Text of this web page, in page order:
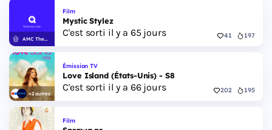
AMC Theatres
Film
Mystic Stylez
C'est sorti il y a 65 jours 41 197
+2 autres
Émission TV
Love Island (États-Unis) - S8
C'est sorti il y a 66 jours 202 195
Film